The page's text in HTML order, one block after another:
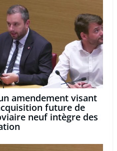
amendement visant
future de
neuf intègre des